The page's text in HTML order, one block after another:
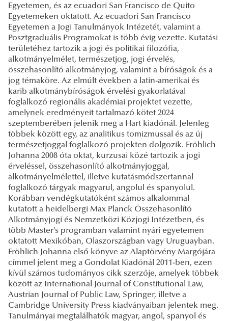
Egyetemen, és az ecuadori San Francisco de Quito
Egyetemeken oktatott. Az ecuadori San Francisco
Egyetemen a Jogi Tanulmányok Intézetét, valamint a
Posztgraduális Programokat is több évig vezette. Kutatási
területéhez tartozik a jogi és politikai filozófia,
alkotmányelmélet, természetjog, jogi érvelés,
összehasonlító alkotmányjog, valamint a bíróságok és a
jog témaköre. Az elmúlt években a latin-amerikai és
karib alkotmánybíróságok érvelési gyakorlatával
foglalkozó regionális akadémiai projektet vezette,
amelynek eredményeit tartalmazó kötet 2024
szeptemberében jelenik meg a Hart kiadónál. Jelenleg
többek között egy, az analitikus tomizmussal és az új
természetjoggal foglalkozó projekten dolgozik. Fröhlich
Johanna 2008 óta oktat, kurzusai közé tartozik a jogi
érveléssel, összehasonlító alkotmányjoggal,
alkotmányelmélettel, illetve kutatásmódszertannal
foglalkozó tárgyak magyarul, angolul és spanyolul.
Korábban vendégkutatóként számos alkalommal
kutatott a heidelbergi Max Planck Összehasonlító
Alkotmányjogi és Nemzetközi Közjogi Intézetben, és
több Master’s programban valamint nyári egyetemen
oktatott Mexikóban, Olaszországban vagy Uruguayban.
Fröhlich Johanna első könyve az Alaptörvény Margójára
címmel jelent meg a Gondolat Kiadónál 2011-ben, ezen
kívül számos tudományos cikk szerzője, amelyek többek
között az International Journal of Constitutional Law,
Austrian Journal of Public Law, Springer, illetve a
Cambridge University Press kiadványaiban jelentek meg.
Tanulmányai megtalálhatók magyar, angol, spanyol és